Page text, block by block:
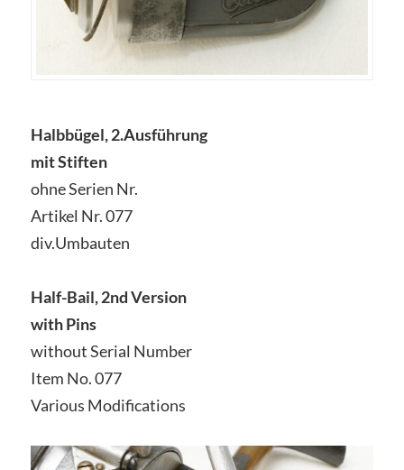
Halbbügel, 2.Ausführung
mit Stiften
ohne Serien Nr.
Artikel Nr. 077
div.Umbauten
Half-Bail, 2nd Version
with Pins
without Serial Number
Item No. 077
Various Modifications